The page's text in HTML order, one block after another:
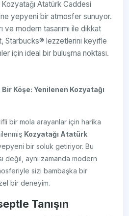
Atatürk Caddesi
yepyeni bir atmosfer sunuyor.
ve modern tasarımı ile dikkat
Starbucks® lezzetlerini keyifle
için ideal bir buluşma noktası.
Köşe: Yenilenen Kozyatağı
bir mola arayanlar için harika
Kozyatağı Atatürk
bir soluk getiriyor. Bu
değil, aynı zamanda modern
sizi bambaşka bir
bir deneyim.
Tanışın